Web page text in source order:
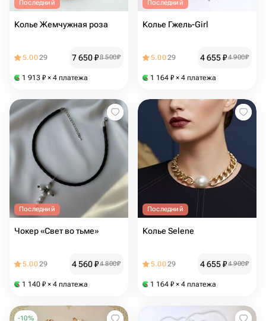
Последний
Колье Жемчужная роза
5.0029 7 650₽8 500₽
1 913 ₽ × 4 платежа
Последний
Колье Гжель-Girl
5.0029 4 655₽4 900₽
1 164 ₽ × 4 платежа
Последний
Чокер «Свет во тьме»
5.0029 4 560₽4 800₽
1 140 ₽ × 4 платежа
Последний
Колье Selene
5.0029 4 655₽4 900₽
1 164 ₽ × 4 платежа
-10%